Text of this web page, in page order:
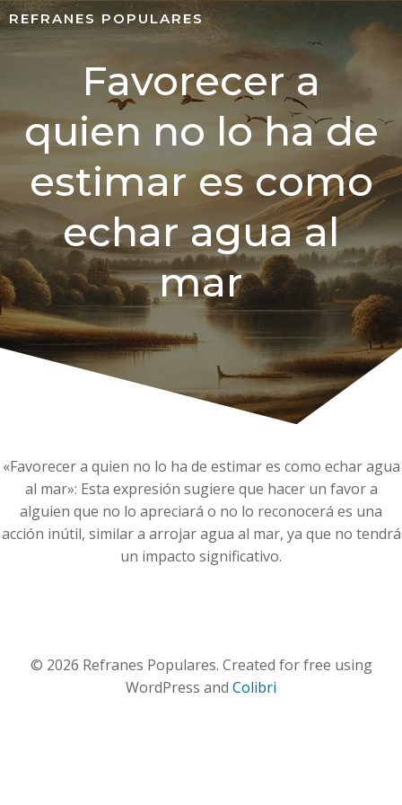
REFRANES POPULARES
Favorecer a
quien no lo ha de
estimar es como
echar agua al
mar
«Favorecer a quien no lo ha de estimar es como echar agua
al mar»: Esta expresión sugiere que hacer un favor a
alguien que no lo apreciará o no lo reconocerá es una
acción inútil, similar a arrojar agua al mar, ya que no tendrá
un impacto significativo.
© 2026 Refranes Populares. Created for free using
WordPress and Colibri